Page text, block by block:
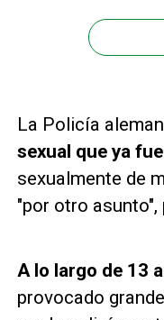
La Policía
sexual que ya
sexualmente de
"por otro
A lo largo de 13
provocado